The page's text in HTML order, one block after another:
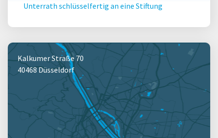
Unterrath schlüsselfertig an eine Stiftung
Kalkumer Straße 70
40468 Düsseldorf